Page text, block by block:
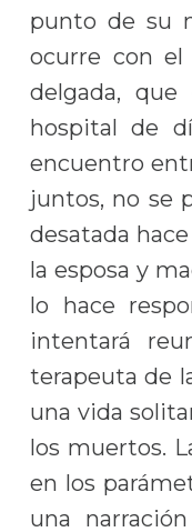
punto de su
ocurre con
delgada, que
hospital de
encuentro
juntos, no se
desatada
la esposa y
lo hace
intentará
terapeuta de
una vida
los muertos.
en los
una